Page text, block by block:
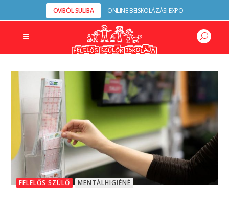
OVIBÓL SULIBA ONLINE BEISKOLÁZÁSI EXPO
FELELŐS SZÜLŐ MENTÁLHIGIÉNÉ